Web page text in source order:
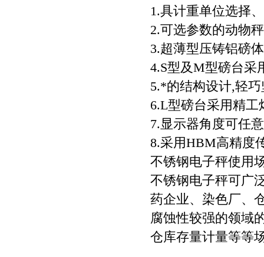
1.具计重单位选择
2.可选参数的动物
3.超薄型压铸铝磅
4.S型及M型磅台采
5.*的结构设计,轻
6.L型磅台采用精工
7.显示器角度可任
8.采用HBM高精度
不锈钢电子秤使用
不锈钢电子秤可广
药企业、染色厂、
腐蚀性较强的领域
仓库存量计量等等